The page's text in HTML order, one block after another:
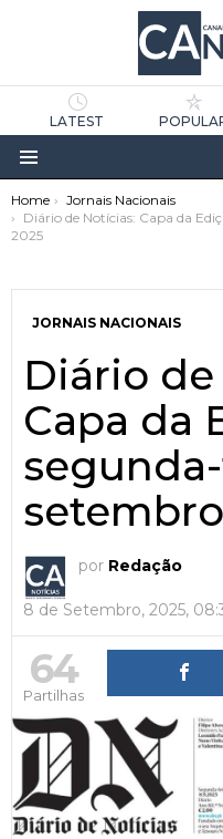
LATEST
Menu
You are here:
Home
Jornais Nacionais
Diário de Notícias: Capa da
2025
JORNAIS NACIONAIS
Diário
Capa da
por Redação
8 de Setembro, 2025,
64
Partilhas